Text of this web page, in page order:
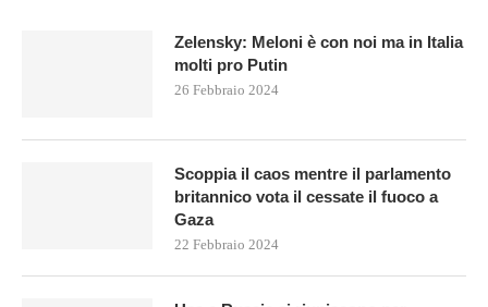
Zelensky: Meloni è con noi ma in Italia
molti pro Putin
26 Febbraio 2024
Scoppia il caos mentre il parlamento
britannico vota il cessate il fuoco a
Gaza
22 Febbraio 2024